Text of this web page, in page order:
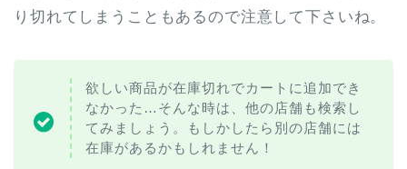
り切れてしまうこともあるので注意して下さいね。
欲しい商品が在庫切れでカートに追加でき
なかった…そんな時は、他の店舗も検索し
てみましょう。もしかしたら別の店舗には
在庫があるかもしれません！